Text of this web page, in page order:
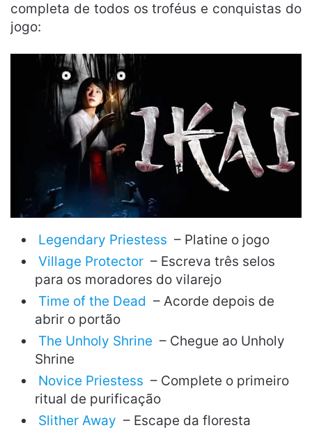
completa de todos os troféus e conquistas do
jogo:
Legendary Priestess – Platine o jogo
Village Protector – Escreva três selos
para os moradores do vilarejo
Time of the Dead – Acorde depois de
abrir o portão
The Unholy Shrine – Chegue ao Unholy
Shrine
Novice Priestess – Complete o primeiro
ritual de purificação
Slither Away – Escape da floresta